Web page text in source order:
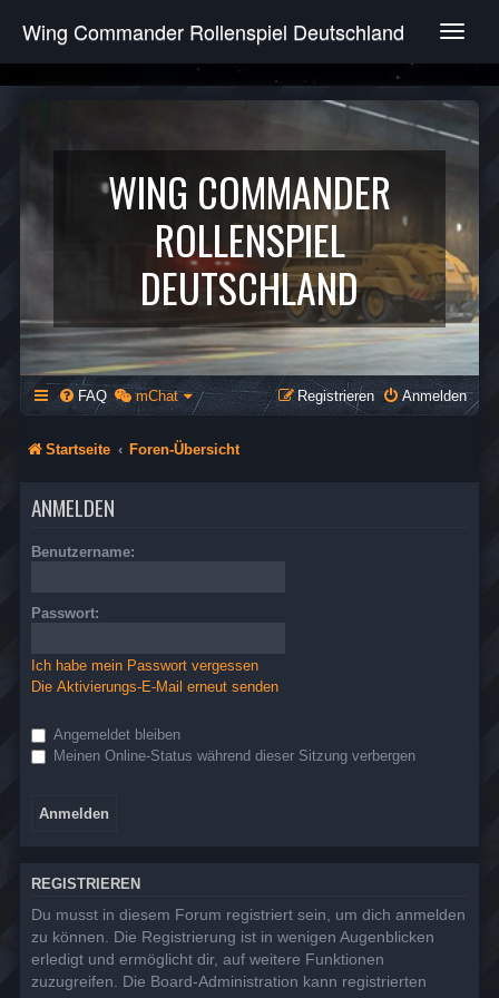
T
g
e
v
g
a
t
i
o
n
Wing Commander Rollenspiel Deutschland
WING COMMANDER
ROLLENSPIEL
DEUTSCHLAND
FAQ mChat Anmelden
Registrieren
Startseite Foren-Übersicht
ANMELDEN
Benutzername:
Passwort:
Ich habe mein Passwort vergessen
Die Aktivierungs-E-Mail erneut senden
Angemeldet bleiben
Meinen Online-Status während dieser Sitzung verbergen
REGISTRIEREN
Du musst in diesem Forum registriert sein, um dich anmelden
zu können. Die Registrierung ist in wenigen Augenblicken
erledigt und ermöglicht dir, auf weitere Funktionen
zuzugreifen. Die Board-Administration kann registrierten